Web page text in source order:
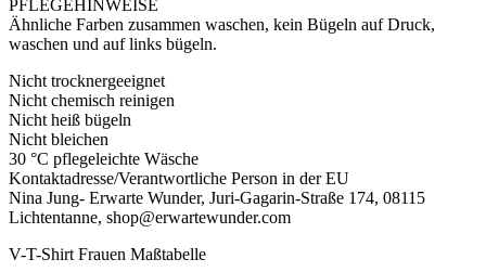
PFLEGEHINWEISE
Ähnliche Farben zusammen waschen, kein Bügeln auf Druck,
waschen und auf links bügeln.
Nicht trocknergeeignet
Nicht chemisch reinigen
Nicht heiß bügeln
Nicht bleichen
30 °C pflegeleichte Wäsche
Kontaktadresse/Verantwortliche Person in der EU
Nina Jung- Erwarte Wunder, Juri-Gagarin-Straße 174, 08115
Lichtentanne, shop@erwartewunder.com
V-T-Shirt Frauen Maßtabelle